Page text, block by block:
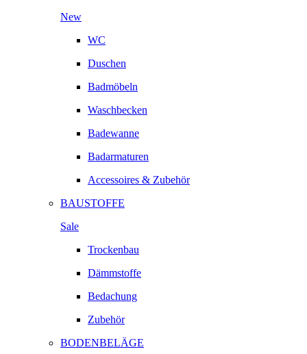
New
WC
Duschen
Badmöbeln
Waschbecken
Badewanne
Badarmaturen
Accessoires & Zubehör
BAUSTOFFE
Sale
Trockenbau
Dämmstoffe
Bedachung
Zubehör
BODENBELÄGE